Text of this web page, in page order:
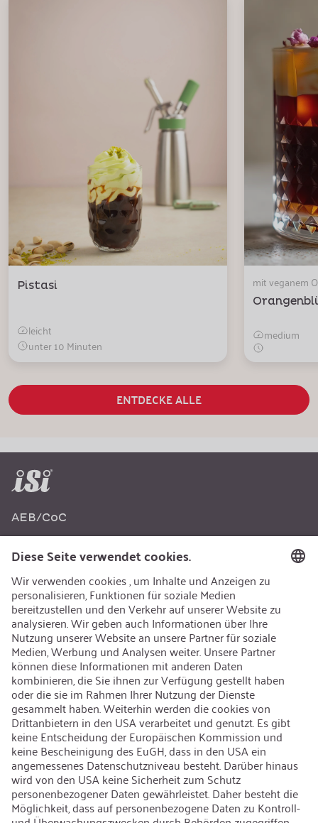
Pistasi
leicht
unter 10 Minuten
mit veganem
medium
ENTDECKE ALLE
AEB/CoC
Nachhaltigkeit
Nachhaltigkeit
Karriere
Offene Jobs
Kontakt
iSi Group
Produktkatalog
Garantieerweiterung
Unternehmenspolitik
Hinweisgebersystem